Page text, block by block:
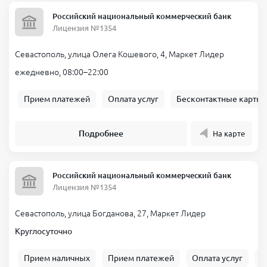
и поручителей.
Круглосуточный режим
Минусы:
Процентные ставки выше
одобрить небольшую сумму.
итоговая переплата.
Российский национальный коммерческий банк
Лицензия №1354
Севастополь, улица Олега Кошевого, 4, Маркет Лидер
ежедневно, 08:00–22:00
Прием платежей Оплата услуг Бесконтактные карты
Подробнее На карте
Российский национальный коммерческий банк
Лицензия №1354
Севастополь, улица Богданова, 27, Маркет Лидер
Круглосуточно
Прием наличных Прием платежей Оплата услуг